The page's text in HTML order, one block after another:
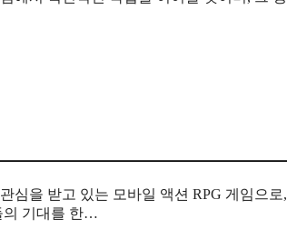
심을 받고 있는 모바일 액션 RPG 게임으로,
의 기대를 한…